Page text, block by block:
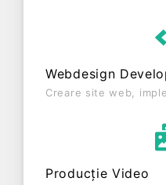
Webdesign
Creare site web,
Producție Video